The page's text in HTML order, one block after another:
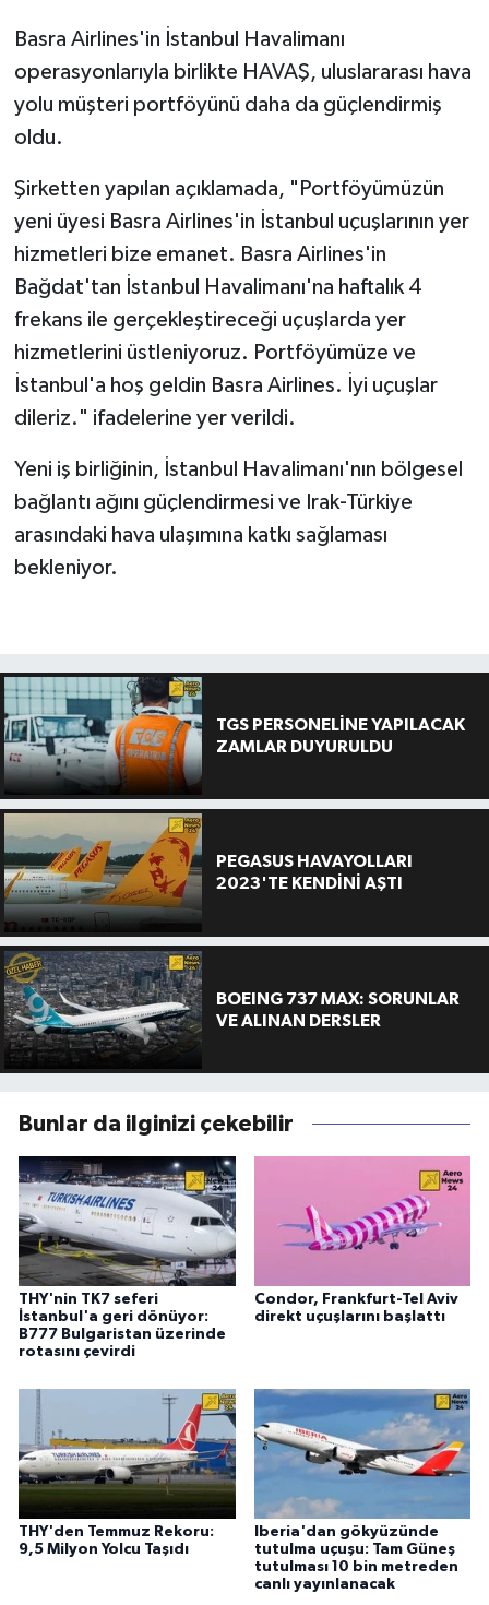
Basra Airlines'in İstanbul Havalimanı
operasyonlarıyla birlikte HAVAŞ, uluslararası hava
yolu müşteri portföyünü daha da güçlendirmiş
oldu.
Şirketten yapılan açıklamada, "Portföyümüzün
yeni üyesi Basra Airlines'in İstanbul uçuşlarının yer
hizmetleri bize emanet. Basra Airlines'in
Bağdat'tan İstanbul Havalimanı'na haftalık 4
frekans ile gerçekleştireceği uçuşlarda yer
hizmetlerini üstleniyoruz. Portföyümüze ve
İstanbul'a hoş geldin Basra Airlines. İyi uçuşlar
dileriz." ifadelerine yer verildi.
Yeni iş birliğinin, İstanbul Havalimanı'nın bölgesel
bağlantı ağını güçlendirmesi ve Irak-Türkiye
arasındaki hava ulaşımına katkı sağlaması
bekleniyor.
TGS PERSONELİNE YAPILACAK
ZAMLAR DUYURULDU
PEGASUS HAVAYOLLARI
2023'TE KENDİNİ AŞTI
BOEING 737 MAX: SORUNLAR
VE ALINAN DERSLER
Bunlar da ilginizi çekebilir
THY'nin TK7 seferi
İstanbul'a geri dönüyor:
B777 Bulgaristan üzerinde
rotasını çevirdi
Condor, Frankfurt-Tel Aviv
direkt uçuşlarını başlattı
THY'den Temmuz Rekoru:
9,5 Milyon Yolcu Taşıdı
Iberia'dan gökyüzünde
tutulma uçuşu: Tam Güneş
tutulması 10 bin metreden
canlı yayınlanacak